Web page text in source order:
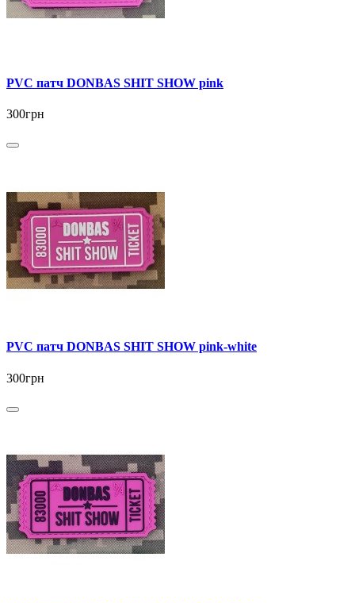
PVC патч DONBAS SHIT SHOW pink
300грн
PVC патч DONBAS SHIT SHOW pink-white
300грн